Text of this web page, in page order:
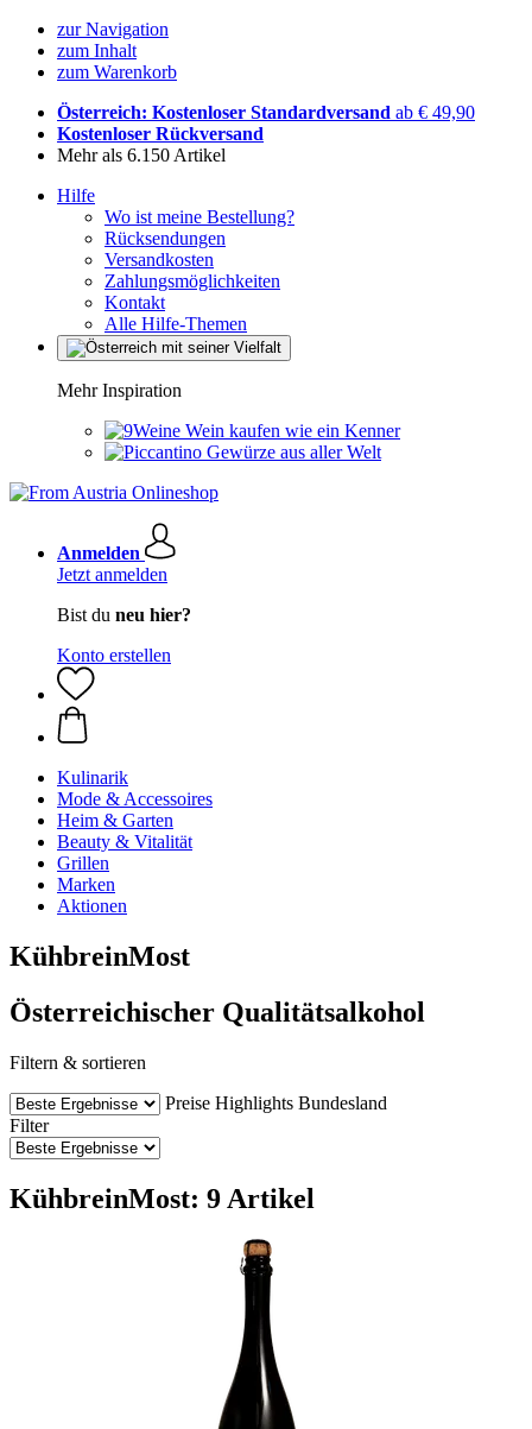
zur Navigation
zum Inhalt
zum Warenkorb
Österreich: Kostenloser Standardversand ab € 49,90
Kostenloser Rückversand
Mehr als 6.150 Artikel
Hilfe
Wo ist meine Bestellung?
Rücksendungen
Versandkosten
Zahlungsmöglichkeiten
Kontakt
Alle Hilfe-Themen
Mehr Inspiration
Wein kaufen wie ein Kenner
Gewürze aus aller Welt
Anmelden
Jetzt anmelden
Bist du neu hier?
Konto erstellen
Kulinarik
Mode & Accessoires
Heim & Garten
Beauty & Vitalität
Grillen
Marken
Aktionen
KühbreinMost
Österreichischer Qualitätsalkohol
Filtern & sortieren
Preise Highlights Bundesland
Filter
KühbreinMost: 9 Artikel